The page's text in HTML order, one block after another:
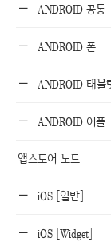
ANDROID 공통
ANDROID 폰
ANDROID 태블
ANDROID 어플
앱스토어 노트
iOS [일반]
iOS [Widget]